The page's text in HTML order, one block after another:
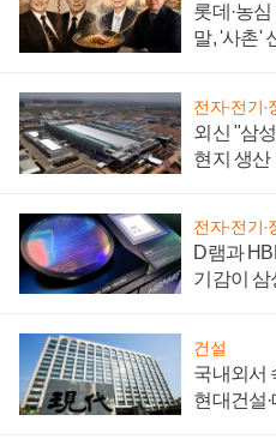
롯데·농
말, '사촌'
전자·전기·
외신 "삼
현지 생산
전자·전기·
D램과
기감이 삼
건설
국내외서
현대건설